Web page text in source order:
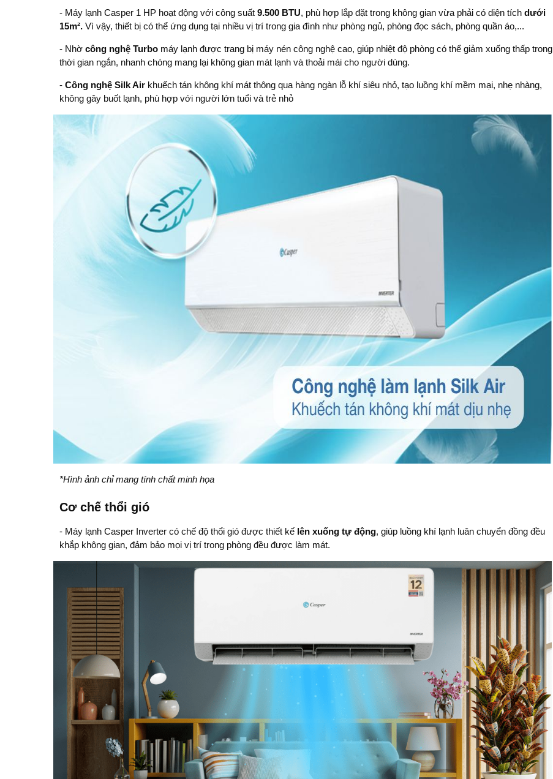
- Máy lạnh Casper 1 HP hoạt động với công suất 9.500 BTU, phù hợp lắp đặt trong không gian vừa phải có diện tích dưới
15m². Vì vậy, thiết bị có thể ứng dụng tại nhiều vị trí trong gia đình như phòng ngủ, phòng đọc sách, phòng quần áo,...
- Nhờ công nghệ Turbo máy lạnh được trang bị máy nén công nghệ cao, giúp nhiệt độ phòng có thể giảm xuống thấp trong
thời gian ngắn, nhanh chóng mang lại không gian mát lạnh và thoải mái cho người dùng.
- Công nghệ Silk Air khuếch tán không khí mát thông qua hàng ngàn lỗ khí siêu nhỏ, tạo luồng khí mềm mại, nhẹ nhàng,
không gây buốt lạnh, phù hợp với người lớn tuổi và trẻ nhỏ
*Hình ảnh chỉ mang tính chất minh họa
Cơ chế thổi gió
- Máy lạnh Casper Inverter có chế độ thổi gió được thiết kế lên xuống tự động, giúp luồng khí lạnh luân chuyển đồng đều
khắp không gian, đảm bảo mọi vị trí trong phòng đều được làm mát.